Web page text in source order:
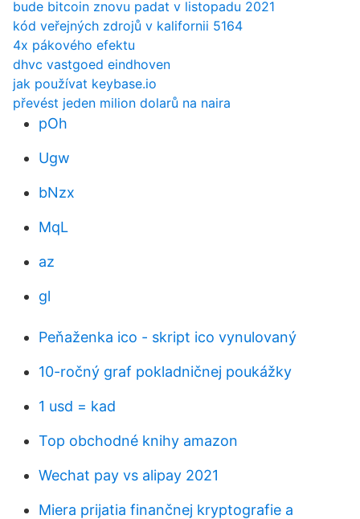
bude bitcoin znovu padat v listopadu 2021
kód veřejných zdrojů v kalifornii 5164
4x pákového efektu
dhvc vastgoed eindhoven
jak používat keybase.io
převést jeden milion dolarů na naira
pOh
Ugw
bNzx
MqL
az
gl
Peňaženka ico - skript ico vynulovaný
10-ročný graf pokladničnej poukážky
1 usd = kad
Top obchodné knihy amazon
Wechat pay vs alipay 2021
Miera prijatia finančnej kryptografie a